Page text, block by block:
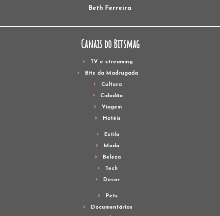
Beth Ferreira
Canais do Bitsmag
TV e streaming
Bits da Madrugada
Cultura
Cidadão
Viagem
Hotéis
Estilo
Moda
Beleza
Tech
Decor
Pets
Documentários